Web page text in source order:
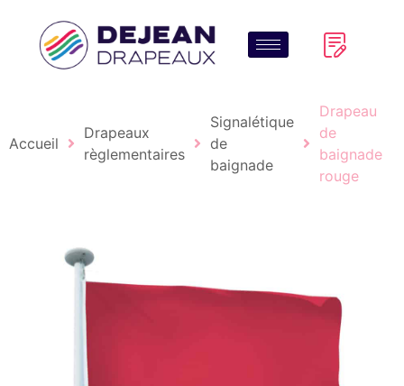
Accueil
Drapeaux
règlementaires
Signalétique
de
baignade
Drapeau
de
baignade
rouge